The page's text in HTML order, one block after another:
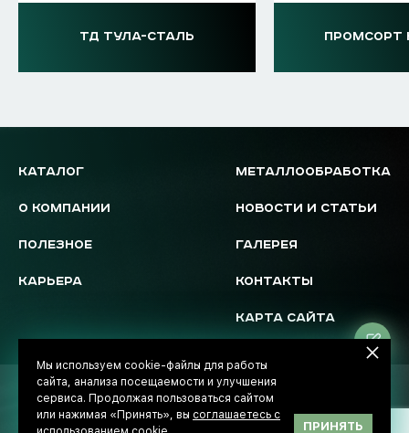
ТД ТУЛА-СТАЛЬ ПРОМСОРТ
КАТАЛОГ
О КОМПАНИИ
ПОЛЕЗНОЕ
КАРЬЕРА
МЕТАЛЛООБРАБОТКА
НОВОСТИ И СТАТЬИ
ГАЛЕРЕЯ
КОНТАКТЫ
КАРТА САЙТА
© 2026 Novostal-Market
Политика обработки данных
Разработка сайта -InterLabs
Мы используем cookie-файлы для работы
сайта, анализа посещаемости и улучшения
сервиса. Продолжая пользоваться сайтом
или нажимая «Принять», вы соглашаетесь с
ПРИНЯТЬ